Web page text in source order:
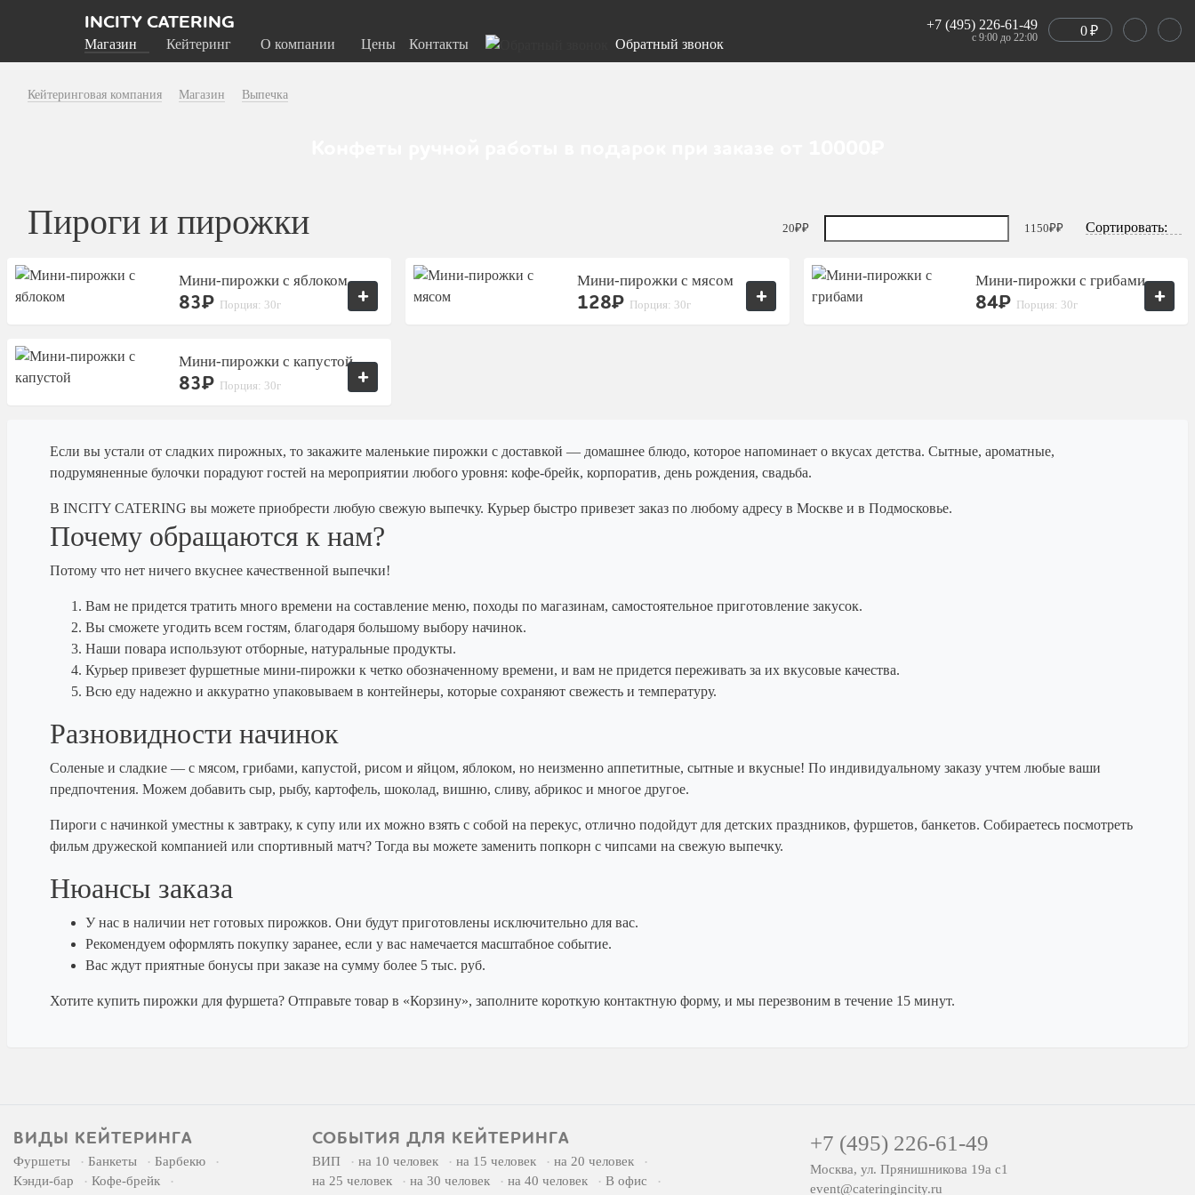
INCITY CATERING
Магазин Кейтеринг О компании Цены Контакты Обратный звонок
+7 (495) 226-61-49
с 9:00 до 22:00 0₽
Кейтеринговая компания Магазин Выпечка
Пироги и пирожки 20₽ 1150₽
Мини-пирожки с яблоком
83₽ Порция: 30г +
Мини-пирожки с мясом
128₽ Порция: 30г +
Мини-пирожки с грибами
84₽ Порция: 30г +
Мини-пирожки с капустой
83₽ Порция: 30г +
Если вы устали от сладких пирожных, то закажите маленькие пирожки с доставкой — домашнее блюдо, которое напоминает о вкусах детства. Сытные, ароматные,
подрумяненные булочки порадуют гостей на мероприятии любого уровня: кофе-брейк, корпоратив, день рождения, свадьба.
В INCITY CATERING вы можете приобрести любую свежую выпечку. Курьер быстро привезет заказ по любому адресу в Москве и в Подмосковье.
Почему обращаются к нам?
Потому что нет ничего вкуснее качественной выпечки!
Вам не придется тратить много времени на составление меню, походы по магазинам, самостоятельное приготовление закусок.
Вы сможете угодить всем гостям, благодаря большому выбору начинок.
Наши повара используют отборные, натуральные продукты.
Курьер привезет фуршетные мини-пирожки к четко обозначенному времени, и вам не придется переживать за их вкусовые качества.
Всю еду надежно и аккуратно упаковываем в контейнеры, которые сохраняют свежесть и температуру.
Разновидности начинок
Соленые и сладкие — с мясом, грибами, капустой, рисом и яйцом, яблоком, но неизменно аппетитные, сытные и вкусные! По индивидуальному заказу учтем любые ваши
предпочтения. Можем добавить сыр, рыбу, картофель, шоколад, вишню, сливу, абрикос и многое другое.
Пироги с начинкой уместны к завтраку, к супу или их можно взять с собой на перекус, отлично подойдут для детских праздников, фуршетов, банкетов. Собираетесь посмотреть
фильм дружеской компанией или спортивный матч? Тогда вы можете заменить попкорн с чипсами на свежую выпечку.
Нюансы заказа
У нас в наличии нет готовых пирожков. Они будут приготовлены исключительно для вас.
Рекомендуем оформлять покупку заранее, если у вас намечается масштабное событие.
Вас ждут приятные бонусы при заказе на сумму более 5 тыс. руб.
Хотите купить пирожки для фуршета? Отправьте товар в «Корзину», заполните короткую контактную форму, и мы перезвоним в течение 15 минут.
ВИДЫ КЕЙТЕРИНГА
Фуршеты Банкеты
Барбекю
Кэнди-бар
Кофе-брейк
СОБЫТИЯ ДЛЯ КЕЙТЕРИНГА
ВИП на 10 человек на 15 человек
на 20 человек
на 25 человек
на 30 человек на 40 человек
В офис
+7 (495) 226-61-49
Москва, ул. Прянишникова 19а с1
event@cateringincity.ru